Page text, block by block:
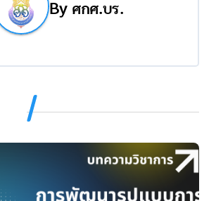
By ศกศ.บร.